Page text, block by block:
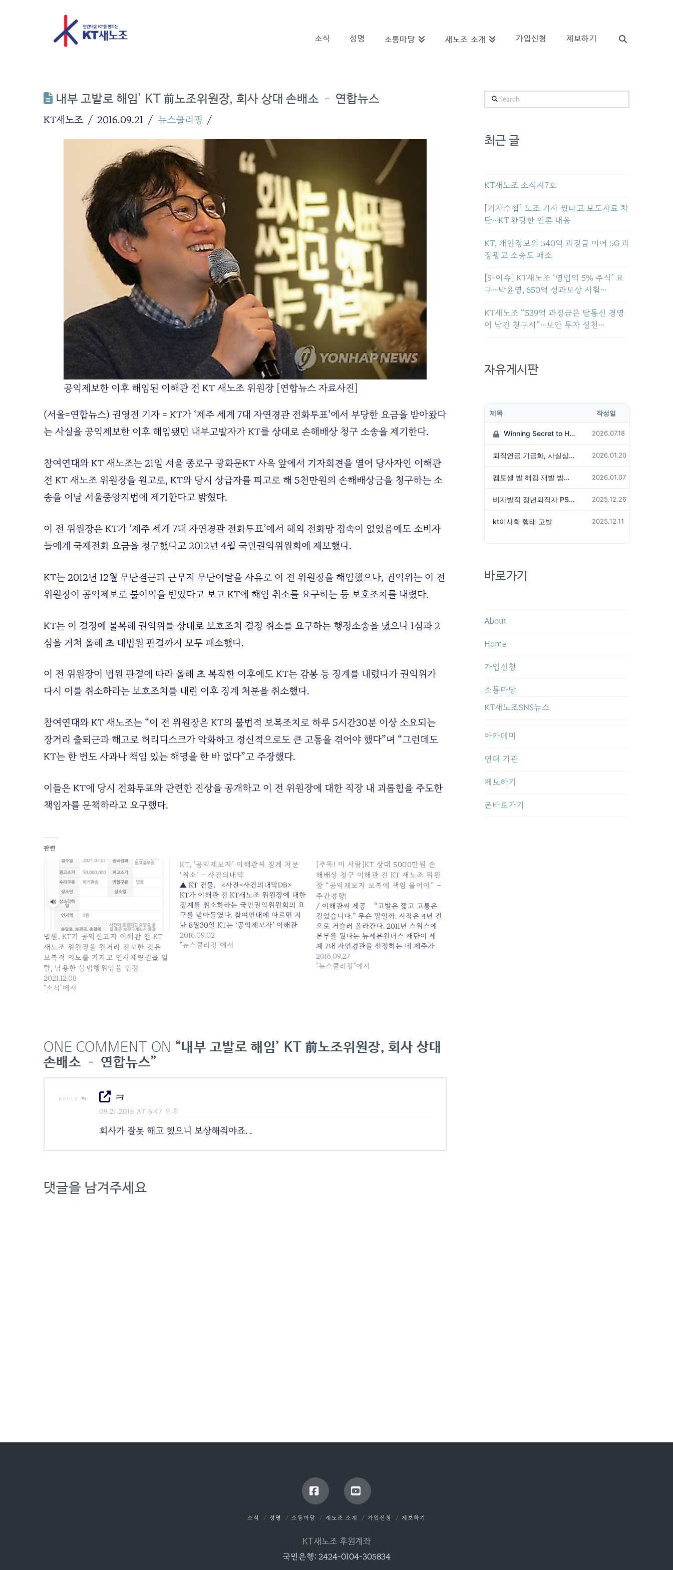
소식 성명 소통마당 새노조 소개 가입신청 제보하기
내부 고발로 해임’ KT 前노조위원장, 회사 상대 손배소 – 연합뉴스
KT새노조 2016.09.21 뉴스클리핑
공익제보한 이후 해임된 이해관 전 KT 새노조 위원장 [연합뉴스 자료사진]
(서울=연합뉴스) 권영전 기자 = KT가 ‘제주 세계 7대 자연경관 전화투표’에서 부당한 요금을 받아왔다
는 사실을 공익제보한 이후 해임됐던 내부고발자가 KT를 상대로 손해배상 청구 소송을 제기한다.
참여연대와 KT 새노조는 21일 서울 종로구 광화문KT 사옥 앞에서 기자회견을 열어 당사자인 이해관
전 KT 새노조 위원장을 원고로, KT와 당시 상급자를 피고로 해 5천만원의 손해배상금을 청구하는 소
송을 이날 서울중앙지법에 제기한다고 밝혔다.
이 전 위원장은 KT가 ‘제주 세계 7대 자연경관 전화투표’에서 해외 전화망 접속이 없었음에도 소비자
들에게 국제전화 요금을 청구했다고 2012년 4월 국민권익위원회에 제보했다.
KT는 2012년 12월 무단결근과 근무지 무단이탈을 사유로 이 전 위원장을 해임했으나, 권익위는 이 전
위원장이 공익제보로 불이익을 받았다고 보고 KT에 해임 취소를 요구하는 등 보호조치를 내렸다.
KT는 이 결정에 불복해 권익위를 상대로 보호조치 결정 취소를 요구하는 행정소송을 냈으나 1심과 2
심을 거쳐 올해 초 대법원 판결까지 모두 패소했다.
이 전 위원장이 법원 판결에 따라 올해 초 복직한 이후에도 KT는 감봉 등 징계를 내렸다가 권익위가
다시 이를 취소하라는 보호조치를 내린 이후 징계 처분을 취소했다.
참여연대와 KT 새노조는 “이 전 위원장은 KT의 불법적 보복조치로 하루 5시간30분 이상 소요되는
장거리 출퇴근과 해고로 허리디스크가 악화하고 정신적으로도 큰 고통을 겪어야 했다”며 “그런데도
KT는 한 번도 사과나 책임 있는 해명을 한 바 없다”고 주장했다.
이들은 KT에 당시 전화투표와 관련한 진상을 공개하고 이 전 위원장에 대한 직장 내 괴롭힘을 주도한
책임자를 문책하라고 요구했다.
관련
법원, KT가 공익신고자 이해관 전 KT
새노조 위원장을 원거리 전보한 것은
보복적 의도를 가지고 인사재량권을 일
탈, 남용한 불법행위임을 인정
2021.12.08
"소식"에서
KT, ‘공익제보자’ 이해관씨 징계 처분
‘취소’ – 사건의내막
▲ KT 건물. <사진=사건의내막DB>
KT가 이해관 전 KT새노조 위원장에 대한
징계를 취소하라는 국민권익위원회의 요
구를 받아들였다. 참여연대에 따르면 지
난 8월30일 KT는 ‘공익제보자’ 이해관
전 KT새노조 위원장에 내린 ‘감봉 1개
월’징계를 취소했다. 이로써 2012년 이후
2016.09.02
"뉴스클리핑"에서
[주목! 이 사람]KT 상대 5000만원 손
해배상 청구 이해관 전 KT 새노조 위원
장 “공익제보자 보복에 책임 물어야” –
주간경향|
/ 이해관씨 제공 “고발은 짧고 고통은
길었습니다.” 무슨 말일까. 시작은 4년 전
으로 거슬러 올라간다. 2011년 스위스에
본부를 뒀다는 뉴세븐원더스 재단이 세
계 7대 자연경관을 선정하는 데 제주가
후보에 포함됐다는 소식이 전해지자 전
국이 들썩였다. 전 국민이 전화투표에 참
2016.09.27
"뉴스클리핑"에서
ONE COMMENT ON “내부 고발로 해임’ KT 前노조위원장, 회사 상대
손배소 – 연합뉴스”
REPLY ㅋ
09.21.2016 AT 6:47 오후
회사가 잘못 해고 했으니 보상해줘야죠. .
댓글을 남겨주세요
Search
최근 글
KT새노조 소식지7호
[기자수첩] 노조 기사 썼다고 보도자료 차
단…KT 황당한 언론 대응
KT, 개인정보위 540억 과징금 이어 5G 과
장광고 소송도 패소
[S-이슈] KT새노조 ‘영업익 5% 주식’ 요
구…박윤영, 650억 성과보상 시험…
KT새노조 “539억 과징금은 탈통신 경영
이 남긴 청구서”…보안 투자 실천…
자유게시판
제목 작성일
Winning Secret to Hit the Jackpot! 2026.07.18
퇴직연금 기금화, 사실상 국가가 관리하겠다는 것인가? 2026.01.20
펨토셀 발 해킹 재발 방지 위해서는 2026.01.07
비자발적 정년퇴직자 PS성과급 미지급은 임금체불 아닌가? 2025.12.26
kt이사회 행태 고발 2025.12.11
바로가기
About
Home
가입신청
소통마당
KT새노조SNS뉴스
아카데미
연대 기관
제보하기
폰바로가기
Facebook YouTube
소식 성명 소통마당 새노조 소개 가입신청 제보하기
KT새노조 후원계좌
국민은행: 2424-0104-305834